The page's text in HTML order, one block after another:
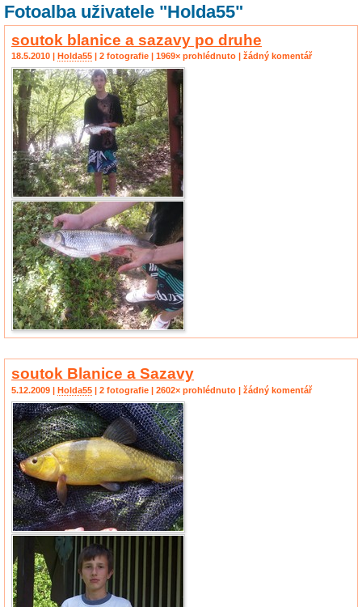
Fotoalba uživatele "Holda55"
soutok blanice a sazavy po druhe
18.5.2010 | Holda55 | 2 fotografie | 1969× prohlédnuto | žádný komentář
soutok Blanice a Sazavy
5.12.2009 | Holda55 | 2 fotografie | 2602× prohlédnuto | žádný komentář